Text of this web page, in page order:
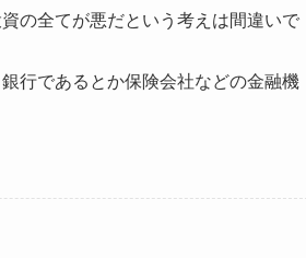
の全てが悪だという考えは間違いで
行であるとか保険会社などの金融機